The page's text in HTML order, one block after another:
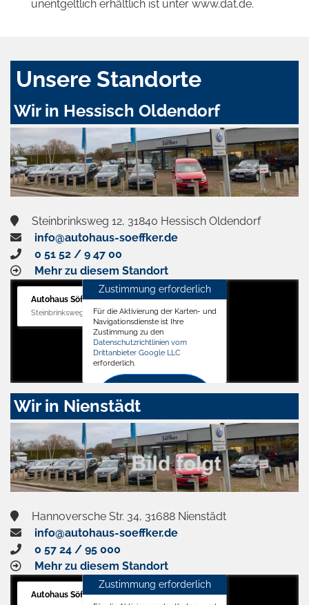
unentgeltlich erhältlich ist unter www.dat.de.
Unsere Standorte
Wir in Hessisch Oldendorf
Steinbrinksweg 12, 31840 Hessisch Oldendorf
info@autohaus-soeffker.de
0 51 52 / 9 47 00
Mehr zu diesem Standort
Autohaus Söffker GmbH
Steinbrinksweg 12, 31840 Hessisch Oldendorf
Zustimmung erforderlich
Für die Aktivierung der Karten- und
Navigationsdienste ist Ihre
Zustimmung zu den
Datenschutzrichtlinien vom
Drittanbieter Google LLC
erforderlich.
Zustimmen
aktivieren
Wir in Nienstädt
Hannoversche Str. 34, 31688 Nienstädt
info@autohaus-soeffker.de
0 57 24 / 95 000
Mehr zu diesem Standort
Autohaus Söffker GmbH
Zustimmung erforderlich